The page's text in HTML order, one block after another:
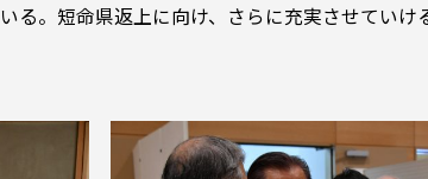
る。短命県返上に向け、さらに充実させていけ